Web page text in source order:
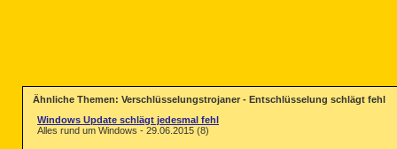
Ähnliche Themen: Verschlüsselungstrojaner - Entschlüsselung schlägt fehl
Windows Update schlägt jedesmal fehl
Alles rund um Windows - 29.06.2015 (8)